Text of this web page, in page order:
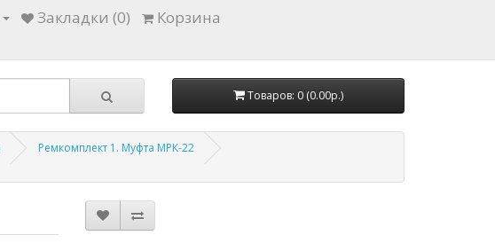
Закладки (0)
Корзина
Товаров: 0 (0.00р.)
Ремкомплект 1. Муфта МРК-22